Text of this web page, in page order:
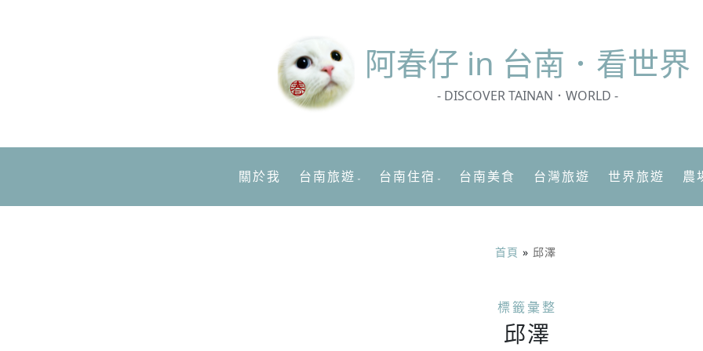
阿春仔 in 台南．看世界
- DISCOVER TAINAN．WORLD -
關於我 台南旅遊 台南住宿 台南美食 台灣旅遊 世界旅遊 農
首頁 » 邱澤
標籤彙整
邱澤